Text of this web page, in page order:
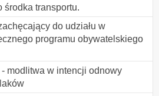
środka transportu.
do udziału w
programu obywatelskiego
modlitwa w intencji odnowy